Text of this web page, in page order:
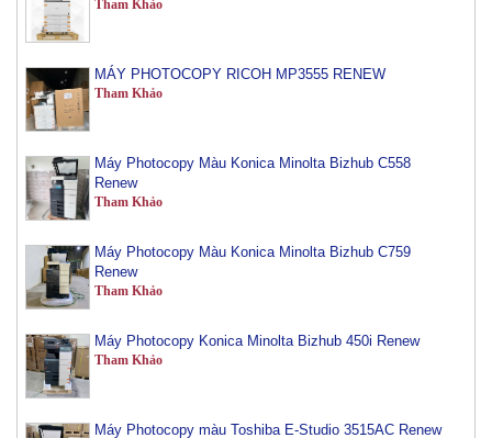
Tham Khảo
Renew
Tham Khảo
Renew
Tham Khảo
Tham Khảo
Tham Khảo